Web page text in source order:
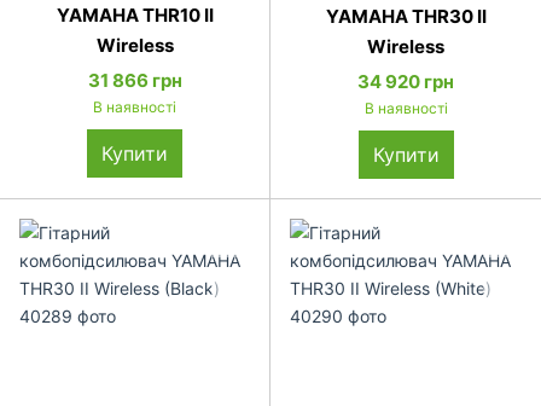
YAMAHA THR10 II
Wireless
31 866 грн
В наявності
Купити
YAMAHA THR30 II
Wireless
34 920 грн
В наявності
Купити